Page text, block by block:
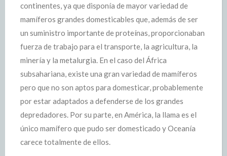
continentes, ya que disponía de mayor variedad de
mamíferos grandes domesticables que, además de ser
un suministro importante de proteínas, proporcionaban
fuerza de trabajo para el transporte, la agricultura, la
minería y la metalurgia. En el caso del África
subsahariana, existe una gran variedad de mamíferos
pero que no son aptos para domesticar, probablemente
por estar adaptados a defenderse de los grandes
depredadores. Por su parte, en América, la llama es el
único mamífero que pudo ser domesticado y Oceanía
carece totalmente de ellos.